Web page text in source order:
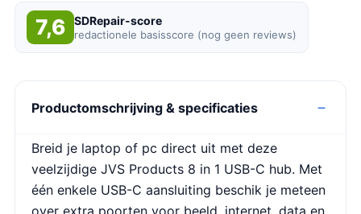
7,6 SDRepair-score
redactionele basisscore (nog geen reviews)
Productomschrijving & specificaties
Breid je laptop of pc direct uit met deze
veelzijdige JVS Products 8 in 1 USB-C hub. Met
één enkele USB-C aansluiting beschik je meteen
over extra poorten voor beeld, internet, data en